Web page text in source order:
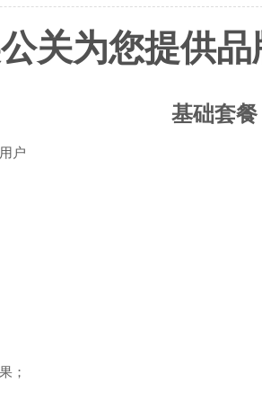
关为您提供
基础套餐
户
；